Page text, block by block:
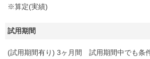
※算定(実績)
試用期間
(試用期間有り) 3ヶ月間 試用期間中でも条